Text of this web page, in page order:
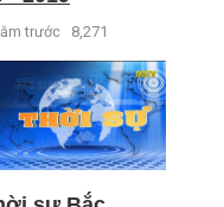
trước 8,271